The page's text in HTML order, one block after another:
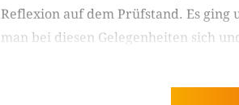
Reflexion auf dem Prüfstand. Es ging
man bei diesen Gelegenheiten sich